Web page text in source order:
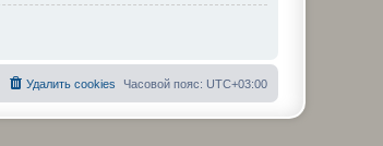
Часовой пояс: UTC+03:00
Удалить cookies